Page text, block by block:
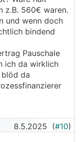
z.B. 560€ waren.
und wenn doch
bindend
Pauschale
ich da wirklich
blöd da
8.5.2025 (#10)